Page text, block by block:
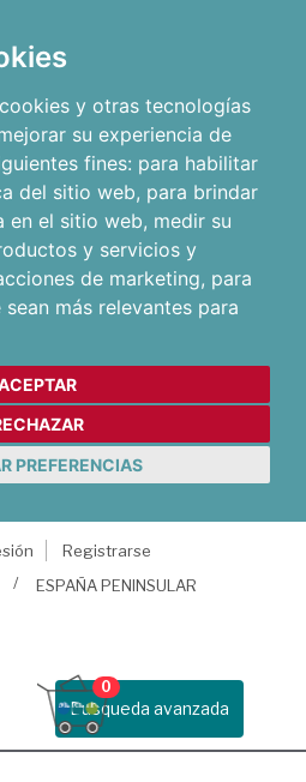
y otras tecnologías
su experiencia de
fines: para habilitar
del sitio web, para brindar
en el sitio web, medir su
y servicios y
de marketing, para
más relevantes para
PREFERENCIAS
Registrarse
ESPAÑA PENINSULAR
Busqueda avanzada
0